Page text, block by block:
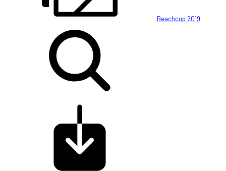
Beachcup 2019